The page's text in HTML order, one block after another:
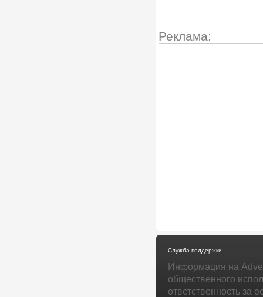
Реклама:
Служба поддержки
Информация на
общественного
ответственность за